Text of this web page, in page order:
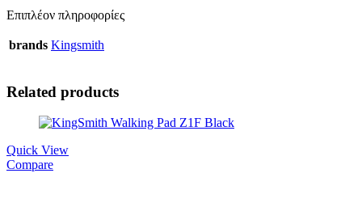
Επιπλέον πληροφορίες
brands Kingsmith
Related products
Quick View
Compare